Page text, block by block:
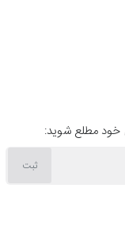
خود مطلع شوید:
ثبت